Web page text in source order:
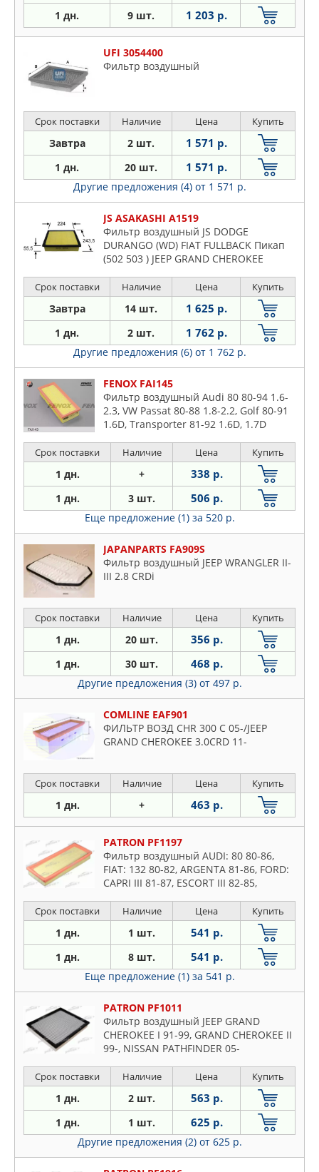
1 дн. 9 шт. 1 203 р.
UFI 3054400
Фильтр воздушный
Срок поставки Наличие Цена Купить
Завтра 2 шт. 1 571 р.
1 дн. 20 шт. 1 571 р.
Другие предложения (4) от 1 571 р.
JS ASAKASHI A1519
Фильтр воздушный JS DODGE
DURANGO (WD) FIAT FULLBACK Пикап
(502 503 ) JEEP GRAND CHEROKEE
Срок поставки Наличие Цена Купить
Завтра 14 шт. 1 625 р.
1 дн. 2 шт. 1 762 р.
Другие предложения (6) от 1 762 р.
FENOX FAI145
Фильтр воздушный Audi 80 80-94 1.6-
2.3, VW Passat 80-88 1.8-2.2, Golf 80-91
1.6D, Transporter 81-92 1.6D, 1.7D
Срок поставки Наличие Цена Купить
1 дн. + 338 р.
1 дн. 3 шт. 506 р.
Еще предложение (1) за 520 р.
JAPANPARTS FA909S
Фильтр воздушный JEEP WRANGLER II-
III 2.8 CRDi
Срок поставки Наличие Цена Купить
1 дн. 20 шт. 356 р.
1 дн. 30 шт. 468 р.
Другие предложения (3) от 497 р.
COMLINE EAF901
ФИЛЬТР ВОЗД CHR 300 C 05-/JEEP
GRAND CHEROKEE 3.0CRD 11-
Срок поставки Наличие Цена Купить
1 дн. + 463 р.
PATRON PF1197
Фильтр воздушный AUDI: 80 80-86,
FIAT: 132 80-82, ARGENTA 81-86, FORD:
CAPRI III 81-87, ESCORT III 82-85,
Срок поставки Наличие Цена Купить
1 дн. 1 шт. 541 р.
1 дн. 8 шт. 541 р.
Еще предложение (1) за 541 р.
PATRON PF1011
Фильтр воздушный JEEP GRAND
CHEROKEE I 91-99, GRAND CHEROKEE II
99-, NISSAN PATHFINDER 05-
Срок поставки Наличие Цена Купить
1 дн. 2 шт. 563 р.
1 дн. 1 шт. 625 р.
Другие предложения (2) от 625 р.